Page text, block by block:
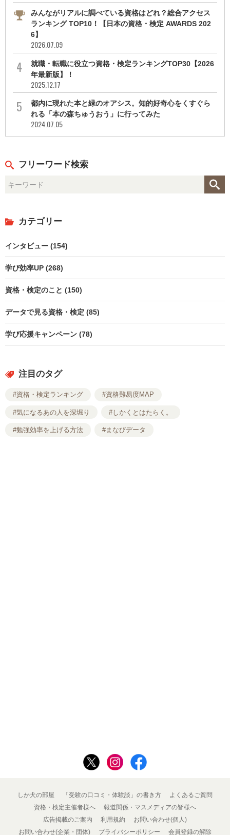
みんながリアルに調べている資格はどれ？総合アクセス
ランキング TOP10！【日本の資格・検定 AWARDS 202
6】
2026.07.09
就職・転職に役立つ資格・検定ランキングTOP30【2026
年最新版】！
2025.12.17
都内に現れた本と緑のオアシス。知的好奇心をくすぐら
れる「本の森ちゅうおう」に行ってみた
2024.07.05
フリーワード検索
カテゴリー
インタビュー (154)
学び効率UP (268)
資格・検定のこと (150)
データで見る資格・検定 (85)
学び応援キャンペーン (78)
注目のタグ
#資格・検定ランキング #資格難易度MAP
#気になるあの人を深堀り #しかくとはたらく。
#勉強効率を上げる方法 #まなびデータ
しか犬の部屋 「受験の口コミ・体験談」の書き方
よくあるご質問
資格・検定主催者様へ
報道関係・マスメディアの皆様へ
広告掲載のご案内
利用規約
お問い合わせ(個人)
お問い合わせ(企業・団体)
プライバシーポリシー 会員登録の解除